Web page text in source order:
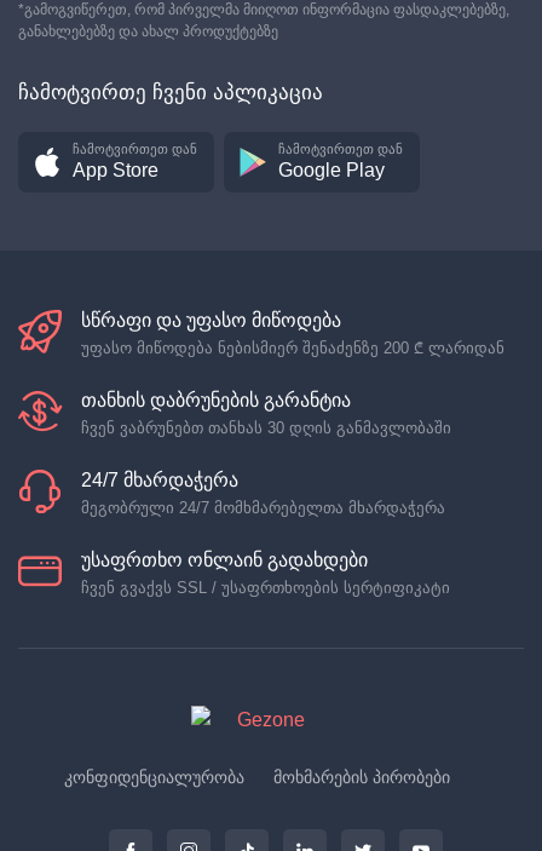
*გამოგვიწერეთ, რომ პირველმა მიიღოთ ინფორმაცია ფასდაკლებებზე,
განახლებებზე და ახალ პროდუქტებზე
ჩამოტვირთე ჩვენი აპლიკაცია
ჩამოტვირთეთ დან
App Store
ჩამოტვირთეთ დან
Google Play
სწრაფი და უფასო მიწოდება
უფასო მიწოდება ნებისმიერ შენაძენზე 200 ₾ ლარიდან
თანხის დაბრუნების გარანტია
ჩვენ ვაბრუნებთ თანხას 30 დღის განმავლობაში
24/7 მხარდაჭერა
მეგობრული 24/7 მომხმარებელთა მხარდაჭერა
უსაფრთხო ონლაინ გადახდები
ჩვენ გვაქვს SSL / უსაფრთხოების სერტიფიკატი
კონფიდენციალურობა მოხმარების პირობები